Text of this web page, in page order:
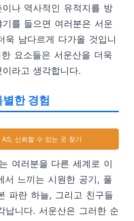
나 역사적인 유적지를 방
를 들으면 여러분은 서운
욱 남다르게 다가올 것입니
요소들은 서운산을 더욱
라고 생각합니다.
한 경험
신뢰할 수 있는 곳 찾기
여러분을 다른 세계로 이
서 느끼는 시원한 공기, 풀
파란 하늘, 그리고 친구들
납니다. 서운산은 그러한 순